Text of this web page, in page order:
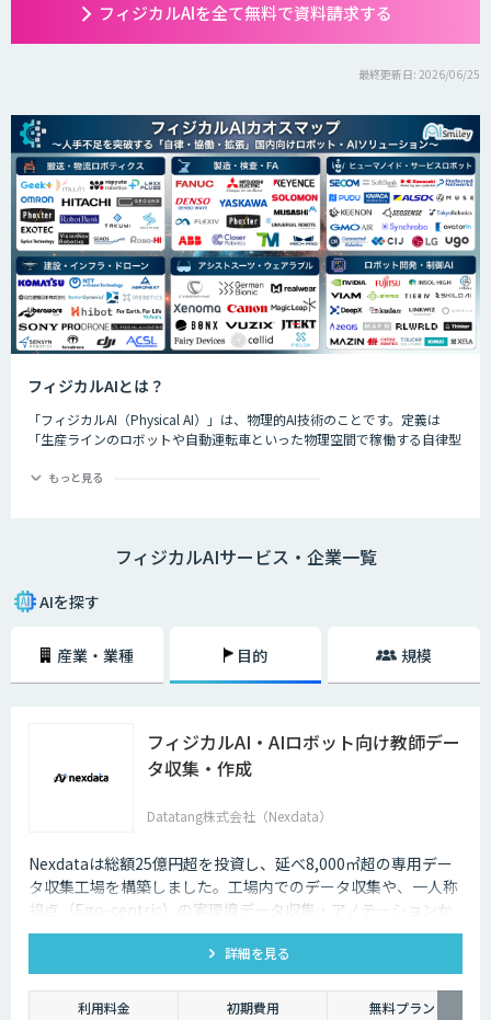
フィジカルAIを全て無料で資料請求する
最終更新日: 2026/06/25
フィジカルAIとは？
「フィジカルAI（Physical AI）」は、物理的AI技術のことです。定義は
「生産ラインのロボットや自動運転車といった物理空間で稼働する自律型
術」です。
もっと見る
フィジカルAIサービス・企業一覧
AIを探す
産業・業種 目的 規模
フィジカルAI・AIロボット向け教師デー
タ収集・作成
Datatang株式会社（Nexdata）
Nexdataは総額25億円超を投資し、延べ8,000㎡超の専用デー
タ収集工場を構築しました。工場内でのデータ収集や、一人称
視点（Ego-centric）の実環境データ収集・アノテーションか
ら、環境認識・意思決定・動作制御に対応した既製データセッ
トまで、フィジカルAI開発を加速させる包括的なデータソリュ
ーションを提供いたします。
詳細を見る
利用料金 初期費用 無料プラン